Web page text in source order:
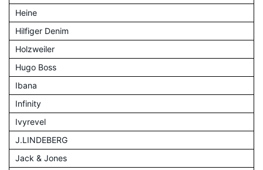
Heine
Hilfiger Denim
Holzweiler
Hugo Boss
Ibana
Infinity
Ivyrevel
J.LINDEBERG
Jack & Jones